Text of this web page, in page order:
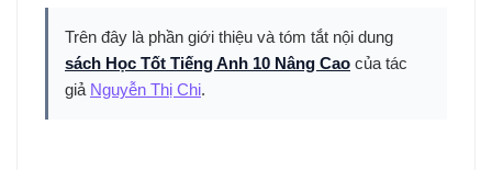
Trên đây là phần giới thiệu và tóm tắt nội dung
sách Học Tốt Tiếng Anh 10 Nâng Cao của tác
giả Nguyễn Thị Chi.